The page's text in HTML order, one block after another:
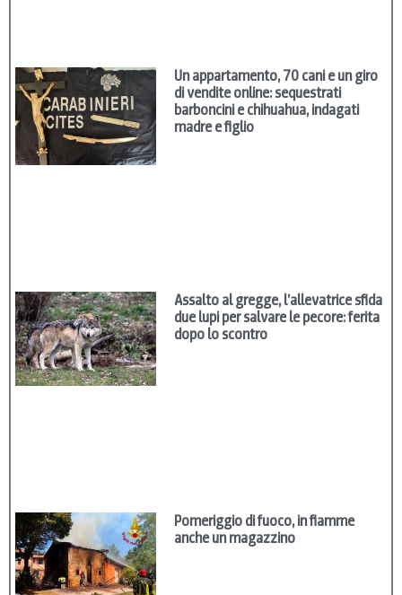
Un appartamento, 70 cani e un giro
di vendite online: sequestrati
barboncini e chihuahua, indagati
madre e figlio
Assalto al gregge, l’allevatrice sfida
due lupi per salvare le pecore: ferita
dopo lo scontro
Pomeriggio di fuoco, in fiamme
anche un magazzino